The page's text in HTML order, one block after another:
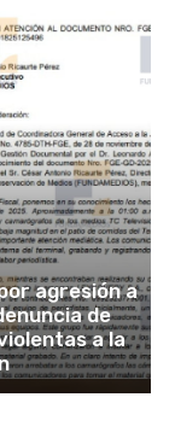
agresión a
de
a la